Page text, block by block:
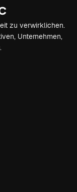
zu verwirklichen.
Unternehmen,